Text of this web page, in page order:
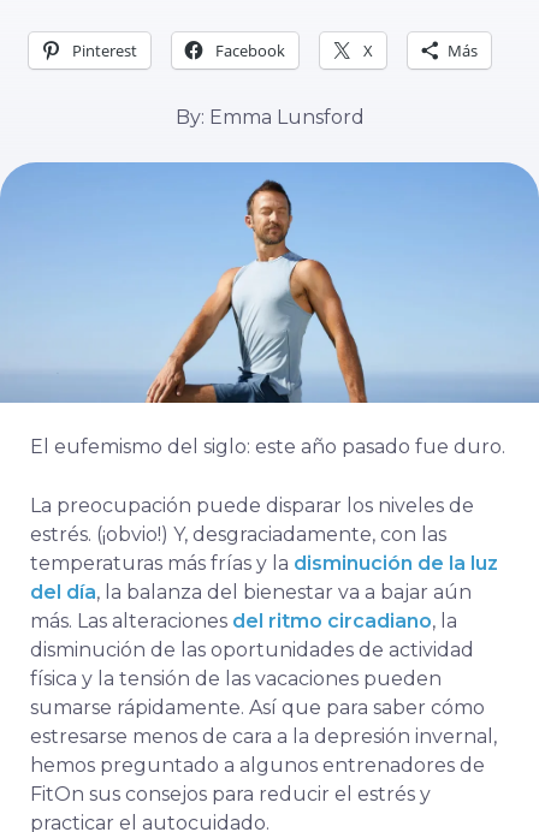
Pinterest Facebook X Más
By: Emma Lunsford
El eufemismo del siglo: este año pasado fue duro.
La preocupación puede disparar los niveles de
estrés. (¡obvio!) Y, desgraciadamente, con las
temperaturas más frías y la disminución de la luz
del día, la balanza del bienestar va a bajar aún
más. Las alteraciones del ritmo circadiano, la
disminución de las oportunidades de actividad
física y la tensión de las vacaciones pueden
sumarse rápidamente. Así que para saber cómo
estresarse menos de cara a la depresión invernal,
hemos preguntado a algunos entrenadores de
FitOn sus consejos para reducir el estrés y
practicar el autocuidado.